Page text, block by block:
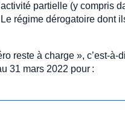
partielle (y compris
régime dérogatoire dont
reste à charge », c’est-
31 mars 2022 pour :